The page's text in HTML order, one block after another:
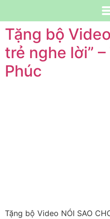
Tặng bộ
trẻ nghe lời”
Phúc
Tặng bộ Video NÓI SAO